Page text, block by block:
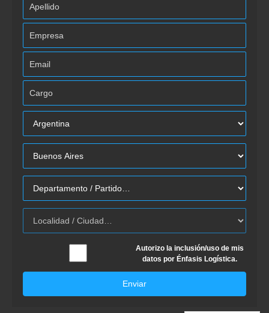
Autorizo la inclusión/uso de mis
datos por Énfasis Logística.
Enviar